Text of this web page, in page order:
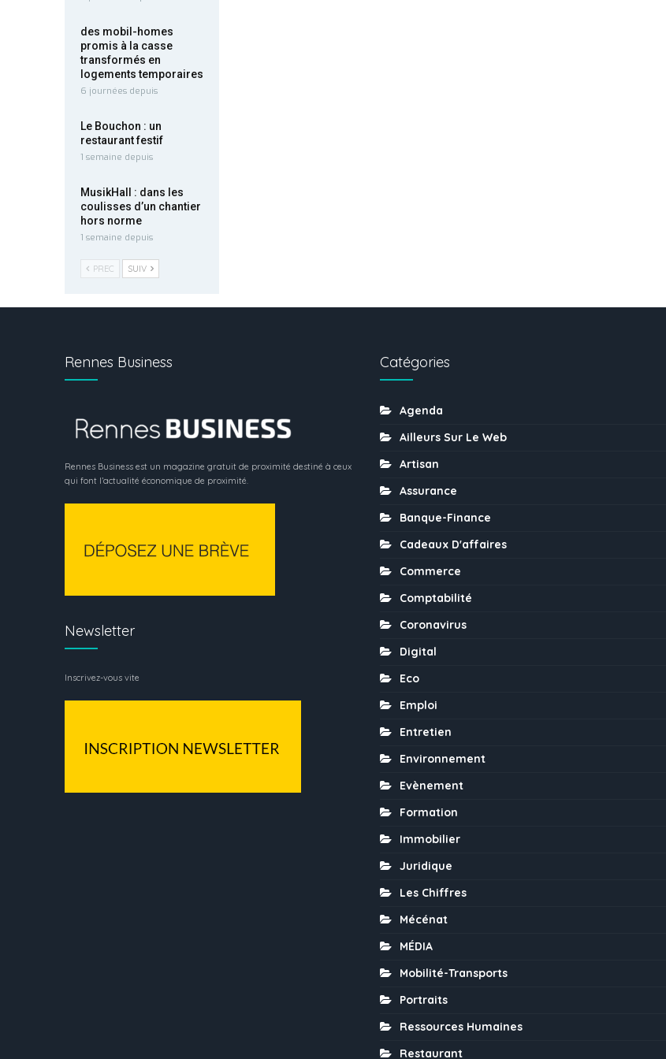
des mobil-homes
promis à la casse
transformés en
logements temporaires
6 journées depuis
Le Bouchon : un
restaurant festif
1 semaine depuis
MusikHall : dans les
coulisses d’un chantier
hors norme
1 semaine depuis
PREC SUIV
Rennes Business
Rennes Business est un magazine gratuit de proximité destiné à ceux
qui font l’actualité économique de proximité.
Newsletter
Inscrivez-vous vite
Catégories
Agenda
Ailleurs Sur Le Web
Artisan
Assurance
Banque-Finance
Cadeaux D'affaires
Commerce
Comptabilité
Coronavirus
Digital
Eco
Emploi
Entretien
Environnement
Evènement
Formation
Immobilier
Juridique
Les Chiffres
Mécénat
MÉDIA
Mobilité-Transports
Portraits
Ressources Humaines
Restaurant